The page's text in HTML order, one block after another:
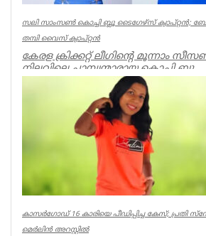
സലി സാംസണ്‍ കൊച്ചി ബ്ലൂ ടൈഗേഴ്‌സ് ക്യാപ്റ്റന്‍;
തമ്പി വൈസ് ക്യാപ്റ്റന്‍
കേരള ക്രിക്കറ്റ് ലീഗിന്റെ മൂന്നാം
നിലവിലെ ചാമ്പ്യന്മാരായ കൊച്ചി ബ്ലൂ
ടൈഗേഴ്‌സിന്റെ ക്യാപ്റ...
കാസർഗോഡ് 16 കാരിയെ പീഡിപ്പിച്ച കേസ്; പ്രതി
മെർലിൻ അറസ്റ്റിൽ